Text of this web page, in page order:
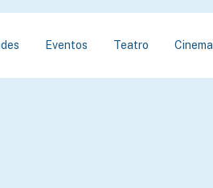
Eventos Teatro Cinema